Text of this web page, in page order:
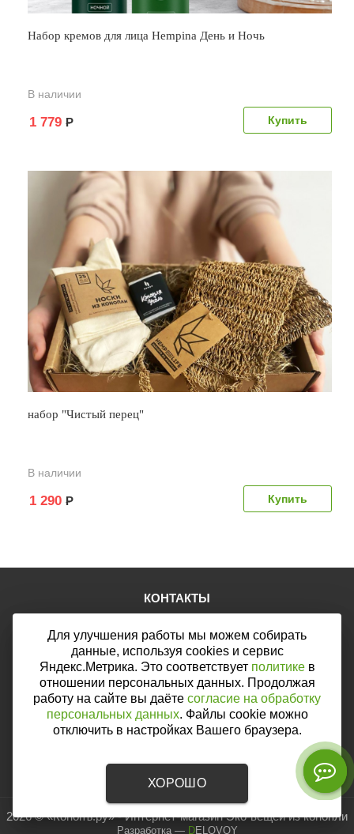
Набор кремов для лица Hempina День и Ночь
В наличии
1 779 Р
набор "Чистый перец"
В наличии
1 290 Р
КОНТАКТЫ
E-mail:mail@web46.ru
Мы в соцсетях:
Мы принимаем к оплате:
2026 © «Конопъ.ру» - Интернет-магазин Эко-вещей из конопли
Разработка— DELOVOY
Для улучшения работы мы можем собирать
данные, используя cookies и сервис
Яндекс.Метрика. Это соответствует политикев
отношении персональных данных. Продолжая
работу на сайте вы даёте согласие на обработку
персональных данных. Файлы cookie можно
отключить в настройках Вашего браузера.
ХОРОШО